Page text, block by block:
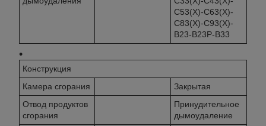
C53(X)-C63(X)-
C83(X)-C93(X)-
B23-B23P-B33
Конструкция
Камера сгорания
Закрытая
Отвод продуктов
сгорания
Принудительное
дымоудаление